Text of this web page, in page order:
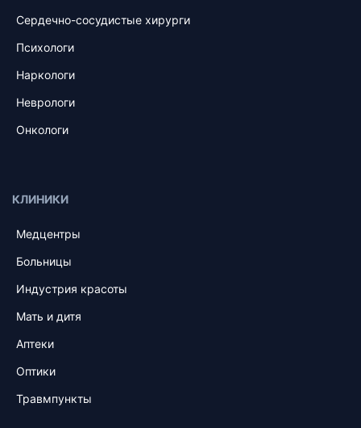
Сердечно-сосудистые хирурги
Психологи
Наркологи
Неврологи
Онкологи
КЛИНИКИ
Медцентры
Больницы
Индустрия красоты
Мать и дитя
Аптеки
Оптики
Травмпункты